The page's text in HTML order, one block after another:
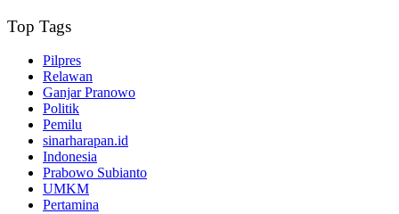
Top Tags
Pilpres
Relawan
Ganjar Pranowo
Politik
Pemilu
sinarharapan.id
Indonesia
Prabowo Subianto
UMKM
Pertamina